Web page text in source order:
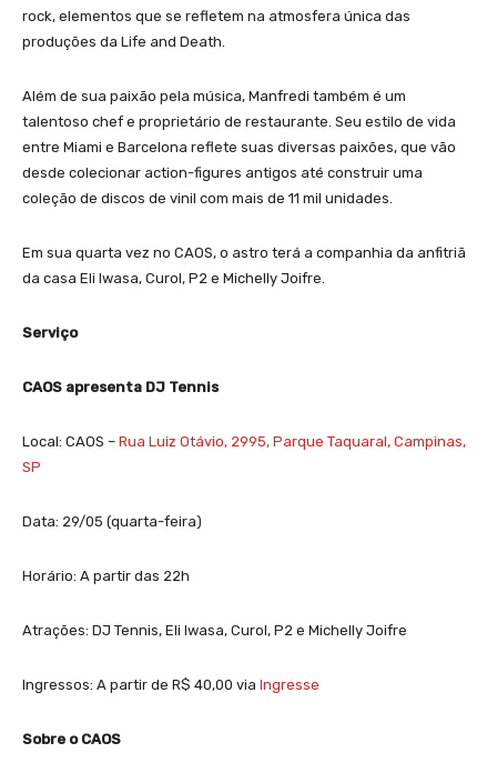
rock, elementos que se refletem na atmosfera única das
produções da Life and Death.
Além de sua paixão pela música, Manfredi também é um
talentoso chef e proprietário de restaurante. Seu estilo de vida
entre Miami e Barcelona reflete suas diversas paixões, que vão
desde colecionar action-figures antigos até construir uma
coleção de discos de vinil com mais de 11 mil unidades.
Em sua quarta vez no CAOS, o astro terá a companhia da anfitriã
da casa Eli Iwasa, Curol, P2 e Michelly Joifre
Serviço
CAOS apresenta DJ Tennis
Local: CAOS – Rua Luiz Otávio, 2995, Parque Taquaral, Campinas,
SP
Data: 29/05 (quarta-feira)
Horário: A partir das 22h
Atrações: DJ Tennis, Eli Iwasa, Curol, P2 e Michelly Joifre
Ingressos: A partir de R$ 40,00 via Ingresse
Sobre o CAOS